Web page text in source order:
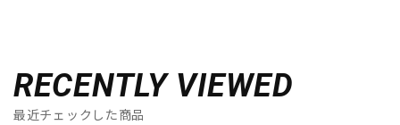
RECENTLY VIEWED
最近チェックした商品